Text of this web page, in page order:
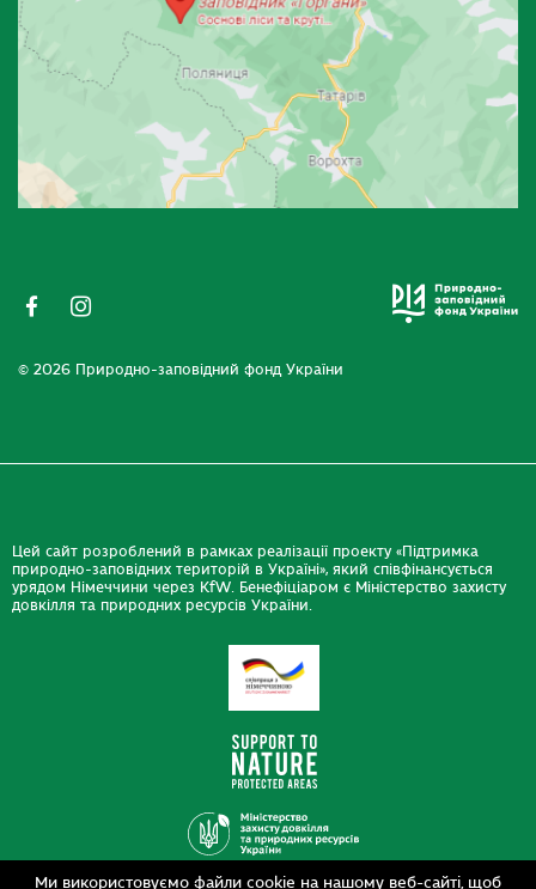
Ми використовуємо файли cookie на нашому веб-сайті, щоб
© 2026 Природно-заповідний фонд України
Цей сайт розроблений в рамках реалізації проекту «Підтримка
природно-заповідних територій в Україні», який співфінансується
урядом Німеччини через KfW. Бенефіціаром є Міністерство захисту
довкілля та природних ресурсів України.